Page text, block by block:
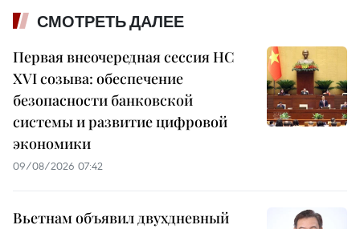
СМОТРЕТЬ ДАЛЕЕ
Первая внеочередная сессия НС
XVI созыва: обеспечение
безопасности банковской
системы и развитие цифровой
экономики
09/08/2026 07:42
Вьетнам объявил двухдневный